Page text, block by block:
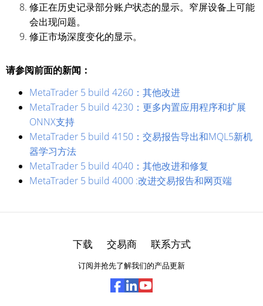
修正在历史记录部分账户状态的显示。窄屏设备上可能
会出现问题。
修正市场深度变化的显示。
请参阅前面的新闻：
MetaTrader 5 build 4260：其他改进
MetaTrader 5 build 4230：更多内置应用程序和扩展
ONNX支持
MetaTrader 5 build 4150：交易报告导出和MQL5新机
器学习方法
MetaTrader 5 build 4040：其他改进和修复
MetaTrader 5 build 4000 :改进交易报告和网页端
下载 交易商 联系方式
订阅并抢先了解我们的产品更新